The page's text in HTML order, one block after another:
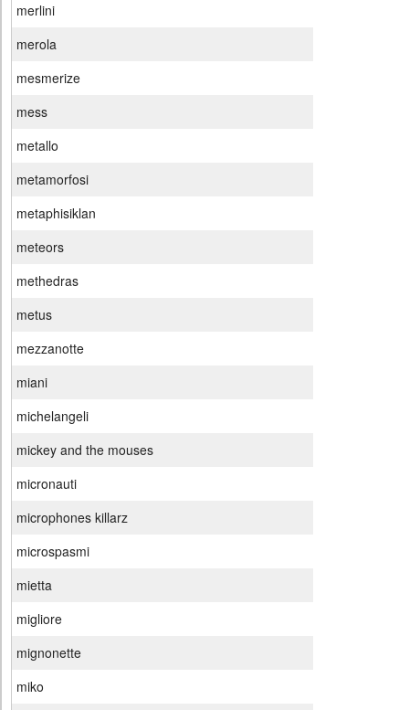
merlini
merola
mesmerize
mess
metallo
metamorfosi
metaphisiklan
meteors
methedras
metus
mezzanotte
miani
michelangeli
mickey and the mouses
micronauti
microphones killarz
microspasmi
mietta
migliore
mignonette
miko